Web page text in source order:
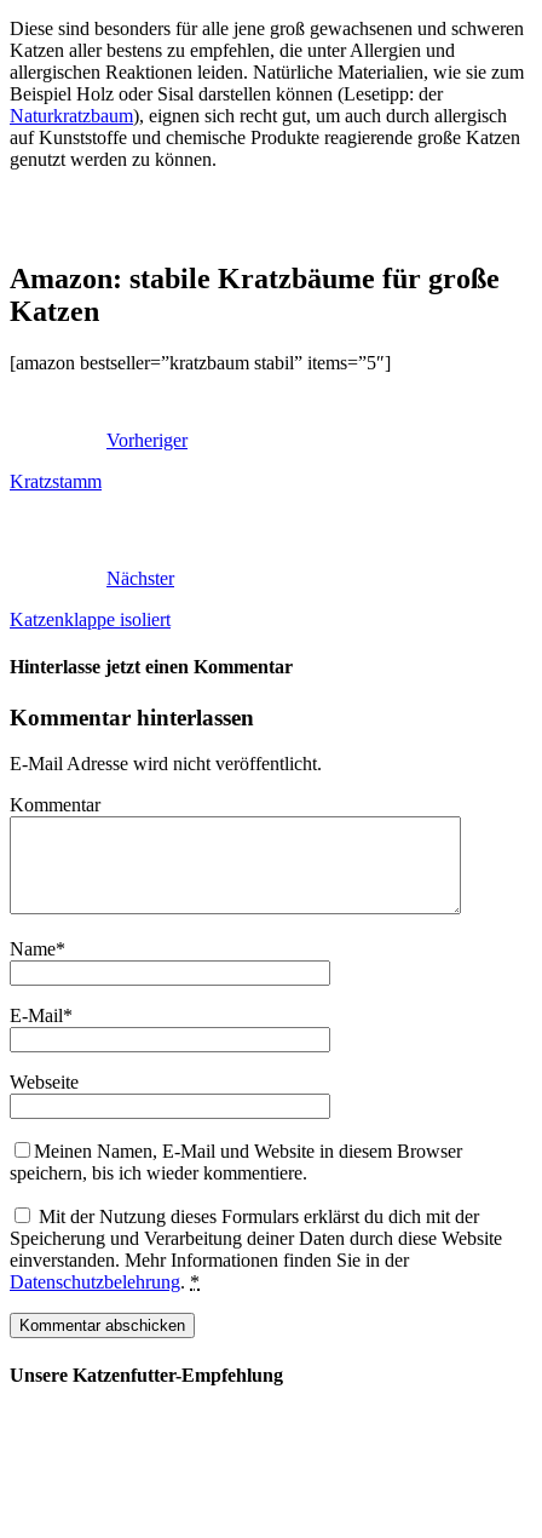
Diese sind besonders für alle jene groß gewachsenen und schweren
Katzen aller bestens zu empfehlen, die unter Allergien und
allergischen Reaktionen leiden. Natürliche Materialien, wie sie zum
Beispiel Holz oder Sisal darstellen können (Lesetipp: der
Naturkratzbaum), eignen sich recht gut, um auch durch allergisch
auf Kunststoffe und chemische Produkte reagierende große Katzen
genutzt werden zu können.
Amazon: stabile Kratzbäume für große
Katzen
[amazon bestseller=”kratzbaum stabil” items=”5″]
Vorheriger
Kratzstamm
Nächster
Katzenklappe isoliert
Hinterlasse jetzt einen Kommentar
Kommentar hinterlassen
E-Mail Adresse wird nicht veröffentlicht.
Kommentar
Name*
E-Mail*
Webseite
Meinen Namen, E-Mail und Website in diesem Browser
speichern, bis ich wieder kommentiere.
Mit der Nutzung dieses Formulars erklärst du dich mit der
Speicherung und Verarbeitung deiner Daten durch diese Website
einverstanden. Mehr Informationen finden Sie in der
Datenschutzbelehrung. *
Unsere Katzenfutter-Empfehlung